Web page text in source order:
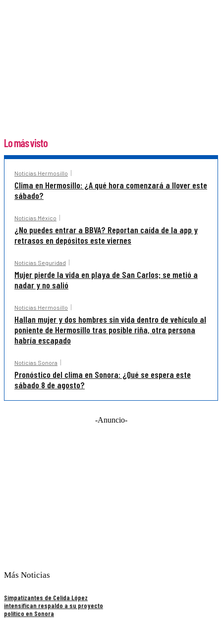
Lo más visto
Noticias Hermosillo
Clima en Hermosillo: ¿A qué hora comenzará a llover este
sábado?
Noticias México
¿No puedes entrar a BBVA? Reportan caída de la app y
retrasos en depósitos este viernes
Noticias Seguridad
Mujer pierde la vida en playa de San Carlos; se metió a
nadar y no salió
Noticias Hermosillo
Hallan mujer y dos hombres sin vida dentro de vehículo al
poniente de Hermosillo tras posible riña, otra persona
habría escapado
Noticias Sonora
Pronóstico del clima en Sonora: ¿Qué se espera este
sábado 8 de agosto?
-Anuncio-
Más Noticias
Simpatizantes de Celida López
intensifican respaldo a su proyecto
político en Sonora